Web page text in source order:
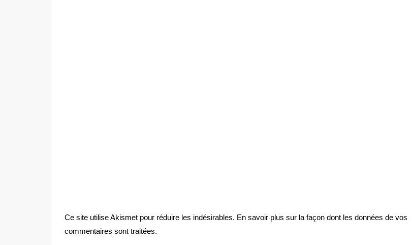
Ce site utilise Akismet pour réduire les indésirables. En savoir plus sur la façon dont les données de vos
commentaires sont traitées.